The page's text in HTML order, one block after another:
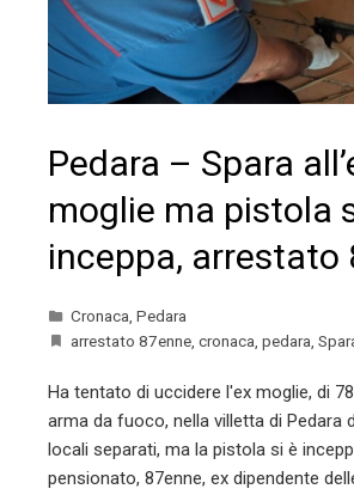
Pedara – Spara
moglie ma pistola
inceppa, arrestato
Cronaca, Pedara
arrestato 87enne, cronaca, pedara,
Ha tentato di uccidere l'ex moglie, di
arma da fuoco, nella villetta di Pedara
locali separati, ma la pistola si è
pensionato, 87enne, ex dipendente